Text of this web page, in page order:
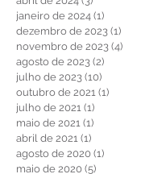
julho de 2024 (7)7 posts
abril de 2024 (3)3 posts
janeiro de 2024 (1)1 post
dezembro de 2023
novembro de 2023
agosto de 2023 (2)2 posts
julho de 2023 (10)
outubro de 2021
julho de 2021 (1)
maio de 2021 (1) 1 post
abril de 2021 (1)1 post